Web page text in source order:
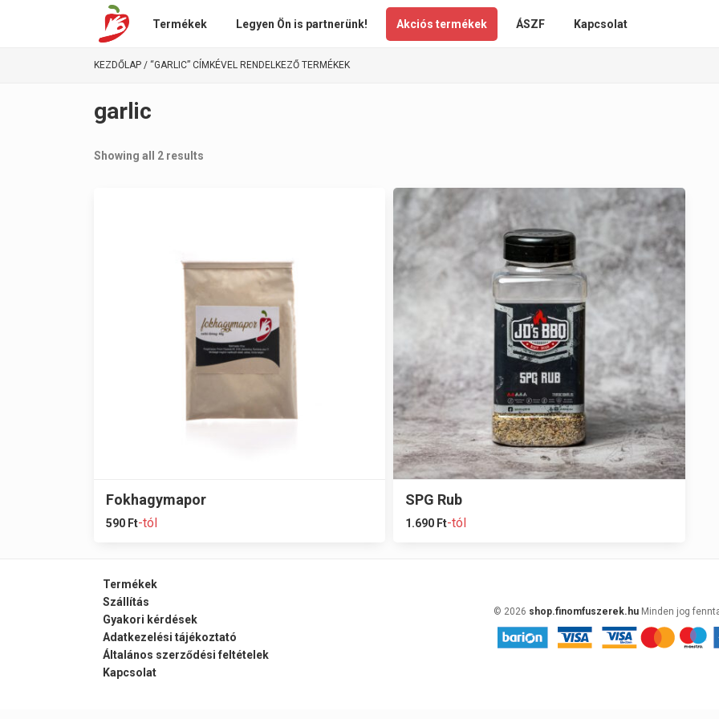
Termékek Legyen Ön is partnerünk! Akciós termékek ÁSZF Kapcsolat
KEZDŐLAP / “GARLIC” CÍMKÉVEL RENDELKEZŐ TERMÉKEK
garlic
Showing all 2 results
Fokhagymapor
590 Ft-tól
SPG Rub
1.690 Ft-tól
Termékek
Szállítás
Gyakori kérdések
Adatkezelési tájékoztató
Általános szerződési feltételek
Kapcsolat
© 2026 shop.finomfuszerek.hu Minden jog